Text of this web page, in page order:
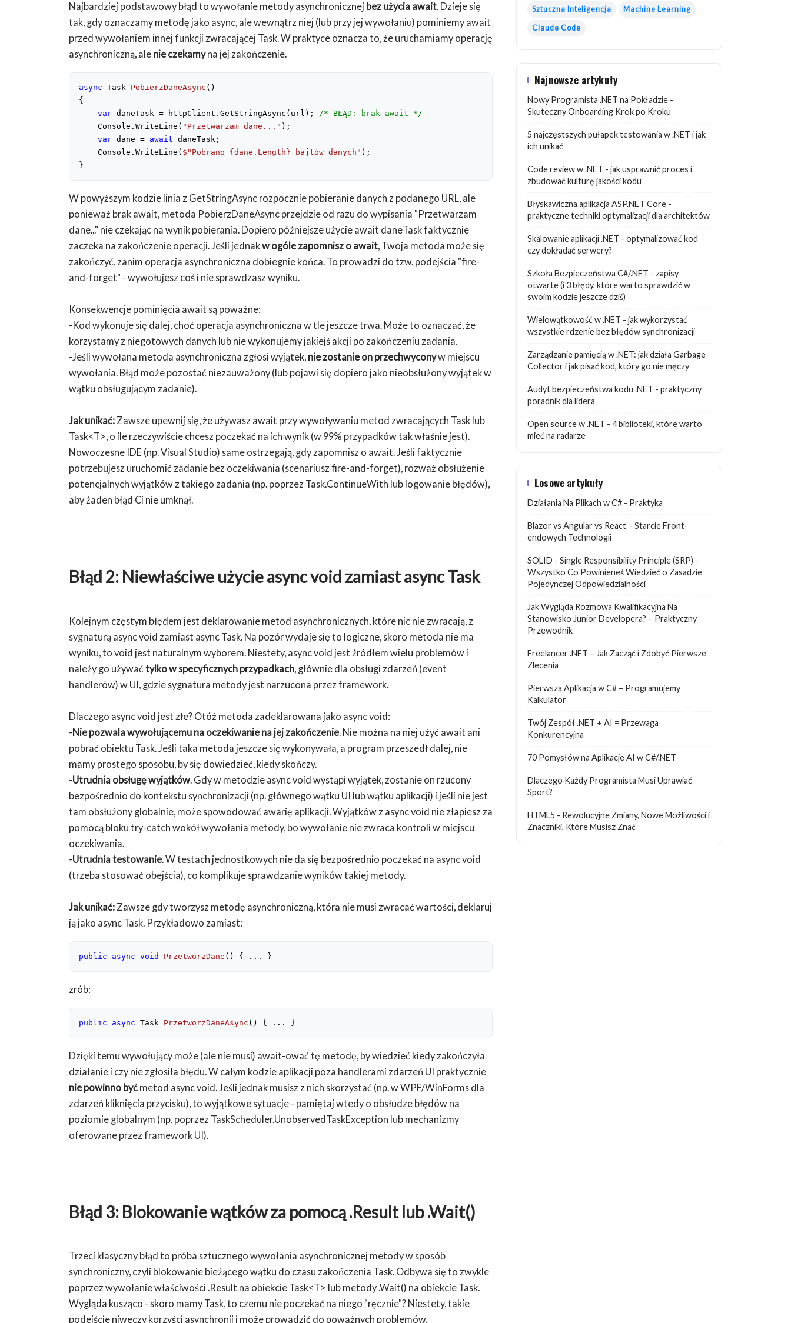
Najbardziej podstawowy błąd to wywołanie metody asynchronicznej bez użycia await. Dzieje się
tak, gdy oznaczamy metodę jako async, ale wewnątrz niej (lub przy jej wywołaniu) pominiemy await
przed wywołaniem innej funkcji zwracającej Task. W praktyce oznacza to, że uruchamiamy operację
asynchroniczną, ale nie czekamyna jej zakończenie.
async Task PobierzDaneAsync ( )
{
var daneTask = httpClient.GetStringAsync(url); /* BŁĄD: brak await */
    Console.WriteLine(
"Przetwarzam dane..." );
var dane = await daneTask;
    Console.WriteLine(
$"Pobrano {dane.Length} bajtów danych" );
}
W powyższym kodzie linia z GetStringAsync rozpocznie pobieranie danych z podanego URL, ale
ponieważ brak await, metoda PobierzDaneAsync przejdzie od razu do wypisania "Przetwarzam
dane..." nie czekając na wynik pobierania. Dopiero późniejsze użycie await daneTask faktycznie
zaczeka na zakończenie operacji. Jeśli jednakw ogóle zapomnisz o await, Twoja metoda może się
zakończyć, zanim operacja asynchroniczna dobiegnie końca. To prowadzi do tzw. podejścia "fire-
and-forget" - wywołujesz coś i nie sprawdzasz wyniku.
Konsekwencje pominięcia await są poważne:
-Kod wykonuje się dalej, choć operacja asynchroniczna w tle jeszcze trwa. Może to oznaczać, że
korzystamy z niegotowych danych lub nie wykonujemy jakiejś akcji po zakończeniu zadania.
-Jeśli wywołana metoda asynchroniczna zgłosi wyjątek, nie zostanie on przechwyconyw miejscu
wywołania. Błąd może pozostać niezauważony (lub pojawi się dopiero jako nieobsłużony wyjątek w
wątku obsługującym zadanie).
Jak unikać: Zawsze upewnij się, że używasz await przy wywoływaniu metod zwracających Task lub
Task<T>, o ile rzeczywiście chcesz poczekać na ich wynik (w 99% przypadków tak właśnie jest).
Nowoczesne IDE (np. Visual Studio) same ostrzegają, gdy zapomnisz o await. Jeśli faktycznie
potrzebujesz uruchomić zadanie bez oczekiwania (scenariusz fire-and-forget), rozważ obsłużenie
potencjalnych wyjątków z takiego zadania (np. poprzez Task.ContinueWith lub logowanie błędów),
aby żaden błąd Ci nie umknął.
Błąd 2: Niewłaściwe użycie async void zamiast async Task
Kolejnym częstym błędem jest deklarowanie metod asynchronicznych, które nic nie zwracają, z
sygnaturą async void zamiast async Task. Na pozór wydaje się to logiczne, skoro metoda nie ma
wyniku, to void jest naturalnym wyborem. Niestety, async void jest źródłem wielu problemów i
należy go używać tylko w specyficznych przypadkach, głównie dla obsługi zdarzeń (event
handlerów) w UI, gdzie sygnatura metody jest narzucona przez framework.
Dlaczego async void jest złe? Otóż metoda zadeklarowana jako async void:
-Nie pozwala wywołującemu na oczekiwanie na jej zakończenie. Nie można na niej użyć await ani
pobrać obiektu Task. Jeśli taka metoda jeszcze się wykonywała, a program przeszedł dalej, nie
mamy prostego sposobu, by się dowiedzieć, kiedy skończy.
-Utrudnia obsługę wyjątków. Gdy w metodzie async void wystąpi wyjątek, zostanie on rzucony
bezpośrednio do kontekstu synchronizacji (np. głównego wątku UI lub wątku aplikacji) i jeśli nie jest
tam obsłużony globalnie, może spowodować awarię aplikacji. Wyjątków z async void nie złapiesz za
pomocą bloku try-catch wokół wywołania metody, bo wywołanie nie zwraca kontroli w miejscu
oczekiwania.
-Utrudnia testowanie. W testach jednostkowych nie da się bezpośrednio poczekać na async void
(trzeba stosować obejścia), co komplikuje sprawdzanie wyników takiej metody.
Jak unikać: Zawsze gdy tworzysz metodę asynchroniczną, która nie musi zwracać wartości, deklaruj
ją jako async Task. Przykładowo zamiast:
public async void PrzetworzDane ( ) { ... }
zrób:
public async Task PrzetworzDaneAsync ( ) { ... }
Dzięki temu wywołujący może (ale nie musi) await-ować tę metodę, by wiedzieć kiedy zakończyła
działanie i czy nie zgłosiła błędu. W całym kodzie aplikacji poza handlerami zdarzeń UI praktycznie
nie powinno być metod async void. Jeśli jednak musisz z nich skorzystać (np. w WPF/WinForms dla
zdarzeń kliknięcia przycisku), to wyjątkowe sytuacje - pamiętaj wtedy o obsłudze błędów na
poziomie globalnym (np. poprzez TaskScheduler.UnobservedTaskException lub mechanizmy
oferowane przez framework UI).
Błąd 3: Blokowanie wątków za pomocą .Result lub .Wait()
Trzeci klasyczny błąd to próba sztucznego wywołania asynchronicznej metody w sposób
synchroniczny, czyli blokowanie bieżącego wątku do czasu zakończenia Task. Odbywa się to zwykle
poprzez wywołanie właściwości .Result na obiekcie Task<T> lub metody .Wait() na obiekcie Task.
Wygląda kusząco - skoro mamy Task, to czemu nie poczekać na niego "ręcznie"? Niestety, takie
podejście niweczy korzyści asynchronii i może prowadzić do poważnych problemów.
Sztuczna Inteligencja Machine Learning
Claude Code
Najnowsze artykuły
Nowy Programista .NET na Pokładzie -
Skuteczny Onboarding Krok po Kroku
5 najczęstszych pułapek testowania w .NET i jak
ich unikać
Code review w .NET - jak usprawnić proces i
zbudować kulturę jakości kodu
Błyskawiczna aplikacja ASP.NET Core -
praktyczne techniki optymalizacji dla architektów
Skalowanie aplikacji .NET - optymalizować kod
czy dokładać serwery?
Szkoła Bezpieczeństwa C#/.NET - zapisy
otwarte (i 3 błędy, które warto sprawdzić w
swoim kodzie jeszcze dziś)
Wielowątkowość w .NET - jak wykorzystać
wszystkie rdzenie bez błędów synchronizacji
Zarządzanie pamięcią w .NET: jak działa Garbage
Collector i jak pisać kod, który go nie męczy
Audyt bezpieczeństwa kodu .NET - praktyczny
poradnik dla lidera
Open source w .NET - 4 biblioteki, które warto
mieć na radarze
Losowe artykuły
Działania Na Plikach w C# - Praktyka
Blazor vs Angular vs React – Starcie Front-
endowych Technologii
SOLID - Single Responsibility Principle (SRP) -
Wszystko Co Powinieneś Wiedzieć o Zasadzie
Pojedynczej Odpowiedzialności
Jak Wygląda Rozmowa Kwalifikacyjna Na
Stanowisko Junior Developera? – Praktyczny
Przewodnik
Freelancer .NET – Jak Zacząć i Zdobyć Pierwsze
Zlecenia
Pierwsza Aplikacja w C# – Programujemy
Kalkulator
Twój Zespół .NET + AI = Przewaga
Konkurencyjna
70 Pomysłów na Aplikacje AI w C#/.NET
Dlaczego Każdy Programista Musi Uprawiać
Sport?
HTML5 - Rewolucyjne Zmiany, Nowe Możliwości i
Znaczniki, Które Musisz Znać